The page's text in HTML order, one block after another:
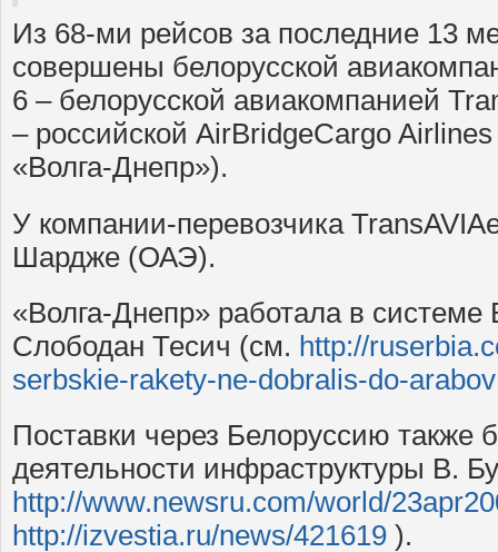
Из 68-ми рейсов за последние 13
совершены белорусской
6 – белорусской авиакомпанией
– российской AirBridgeCargo
«Волга-Днепр»).
У компании-перевозчика
Шардже (ОАЭ).
«Волга-Днепр» работала в системе
Слободан Тесич (см. http://
serbskie-rakety-ne-dobralis-do-arabov
Поставки через Белоруссию также
деятельности инфраструктуры В.
http://www.newsru.com/world/
http://izvestia.ru/news/421619 ).